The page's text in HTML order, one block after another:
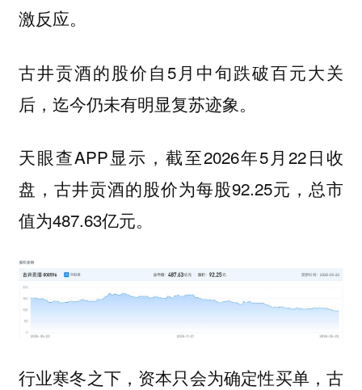
激反应。
古井贡酒的股价自5月中旬跌破百元大关
后，迄今仍未有明显复苏迹象。
天眼查APP显示，截至2026年5月22日收
盘，古井贡酒的股价为每股92.25元，总市
值为487.63亿元。
行业寒冬之下，资本只会为确定性买单，古